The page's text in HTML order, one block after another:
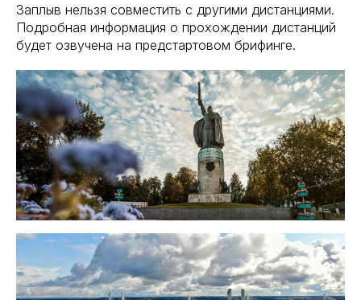
Заплыв нельзя совместить с другими дистанциями.
Подробная информация о прохождении дистанций
будет озвучена на предстартовом брифинге.